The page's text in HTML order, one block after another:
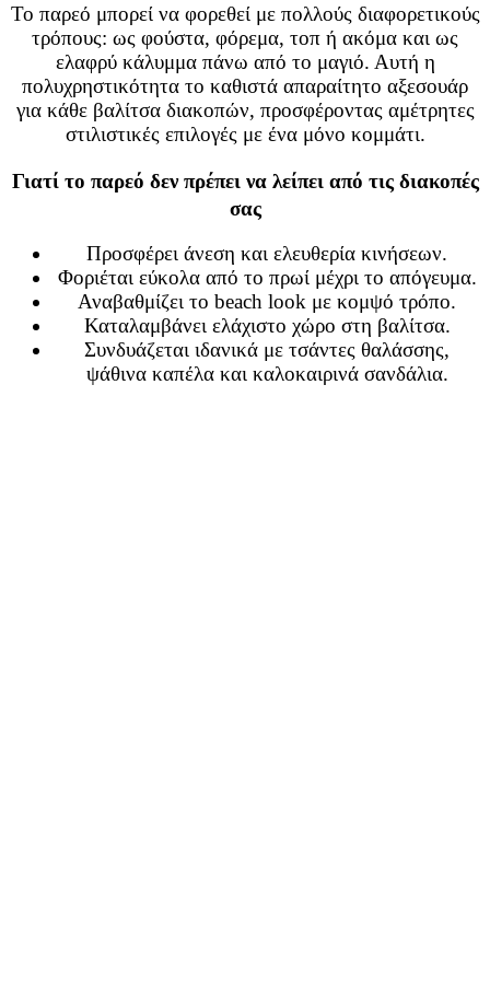
Το παρεό μπορεί να φορεθεί με πολλούς διαφορετικούς
τρόπους: ως φούστα, φόρεμα, τοπ ή ακόμα και ως
ελαφρύ κάλυμμα πάνω από το μαγιό. Αυτή η
πολυχρηστικότητα το καθιστά απαραίτητο αξεσουάρ
για κάθε βαλίτσα διακοπών, προσφέροντας αμέτρητες
στιλιστικές επιλογές με ένα μόνο κομμάτι.
Γιατί το παρεό δεν πρέπει να λείπει από τις διακοπές
σας
Προσφέρει άνεση και ελευθερία κινήσεων.
Φοριέται εύκολα από το πρωί μέχρι το απόγευμα.
Αναβαθμίζει το beach look με κομψό τρόπο.
Καταλαμβάνει ελάχιστο χώρο στη βαλίτσα.
Συνδυάζεται ιδανικά με τσάντες θαλάσσης,
ψάθινα καπέλα και καλοκαιρινά σανδάλια.